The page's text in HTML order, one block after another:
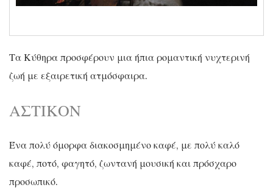
Τα Κύθηρα προσφέρουν μια ήπια ρομαντική νυχτερινή
ζωή με εξαιρετική ατμόσφαιρα.
ΑΣΤΙΚΟΝ
Ένα πολύ όμορφα διακοσμημένο καφέ, με πολύ καλό
καφέ, ποτό, φαγητό, ζωντανή μουσική και πρόσχαρο
προσωπικό.